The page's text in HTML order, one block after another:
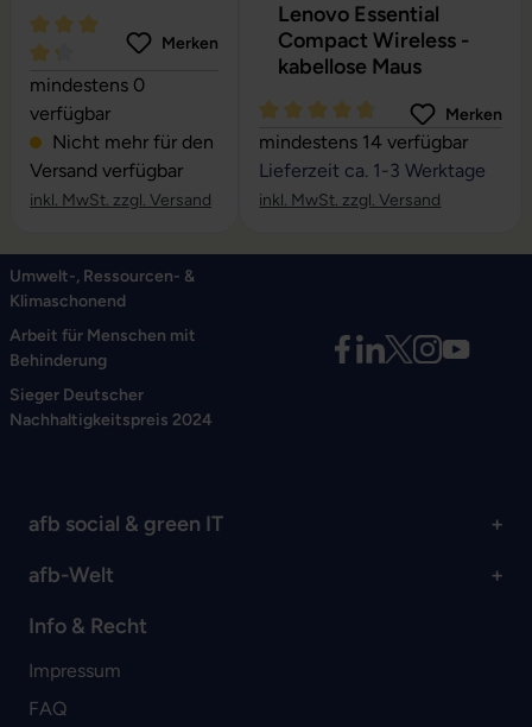
Durchschnittliche Bewertung von 4.24 von 5 Sternen
Merken
mindestens 0
verfügbar
Nicht mehr für den
Versand verfügbar
inkl. MwSt. zzgl. Versand
Lenovo Essential
Compact Wireless -
kabellose Maus
Durchschnittliche Bewertung
Merken
mindestens 14 verfügbar
Lieferzeit ca. 1-3 Werktage
inkl. MwSt. zzgl. Versand
Umwelt-, Ressourcen- &
Klimaschonend
Arbeit für Menschen mit
Behinderung
Sieger Deutscher
Nachhaltigkeitspreis 2024
afb social & green IT
afb-Welt
Info & Recht
Impressum
FAQ